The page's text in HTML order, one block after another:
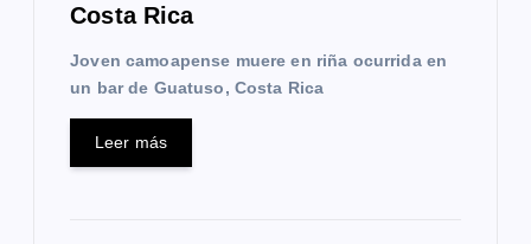
Costa Rica
Joven camoapense muere en riña ocurrida en
un bar de Guatuso, Costa Rica
Leer más